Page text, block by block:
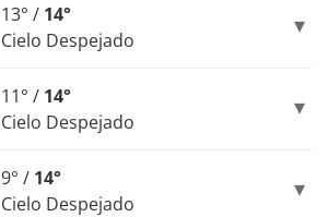
13° / 14°
Cielo Despejado
11° / 14°
Cielo Despejado
9° / 14°
Cielo Despejado